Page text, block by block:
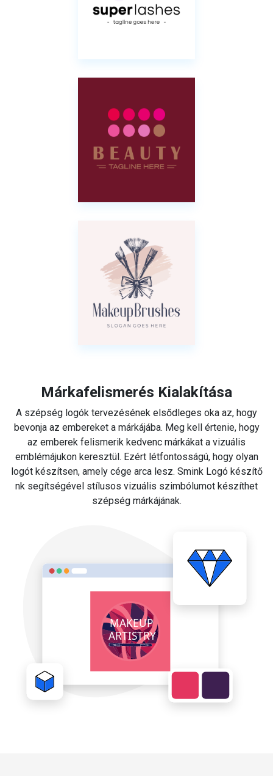
Márkafelismerés Kialakítása
A szépség logók tervezésének elsődleges oka az, hogy
bevonja az embereket a márkájába. Meg kell értenie, hogy
az emberek felismerik kedvenc márkákat a vizuális
emblémájukon keresztül. Ezért létfontosságú, hogy olyan
logót készítsen, amely cége arca lesz. Smink Logó készítő
nk segítségével stílusos vizuális szimbólumot készíthet
szépség márkájának.